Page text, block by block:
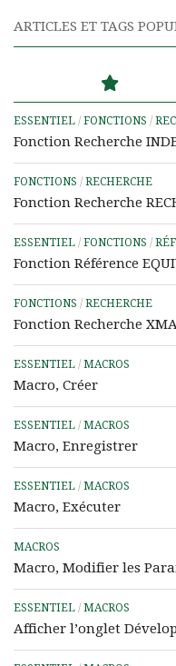
ARTICLES ET TAGS
ESSENTIEL / FONCTIONS /
Fonction Recherche
FONCTIONS / RECHERCHE
Fonction Recherche
ESSENTIEL / FONCTIONS /
Fonction Référence
FONCTIONS / RECHERCHE
Fonction Recherche
ESSENTIEL / MACROS
Macro, Créer
ESSENTIEL / MACROS
Macro, Enregistrer
ESSENTIEL / MACROS
Macro, Exécuter
MACROS
Macro, Modifier les
ESSENTIEL / MACROS
Afficher l’onglet